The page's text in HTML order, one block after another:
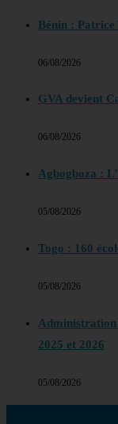
Bénin : Patrice
06/08/2026
GVA devient
06/08/2026
Agbogboza :
05/08/2026
Togo : 160
05/08/2026
Administration
2025 et 2026
05/08/2026